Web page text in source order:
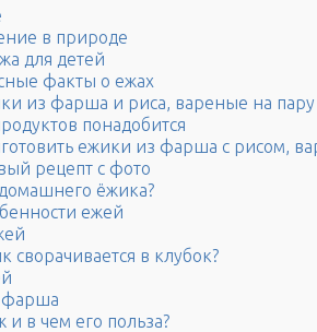
в природе
для детей
факты о ежах
из фарша и риса, вареные на пару
понадобится
ежики из фарша с рисом,
рецепт с фото
ёжика?
ежей
сворачивается в клубок?
фарша
и в чем его польза?